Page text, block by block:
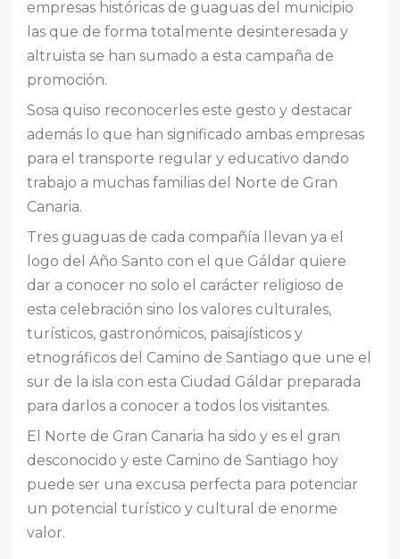
empresas históricas de guaguas del municipio
las que de forma totalmente desinteresada y
altruista se han sumado a esta campaña de
promoción.
Sosa quiso reconocerles este gesto y destacar
además lo que han significado ambas empresas
para el transporte regular y educativo dando
trabajo a muchas familias del Norte de Gran
Canaria.
Tres guaguas de cada compañía llevan ya el
logo del Año Santo con el que Gáldar quiere
dar a conocer no solo el carácter religioso de
esta celebración sino los valores culturales,
turísticos, gastronómicos, paisajísticos y
etnográficos del Camino de Santiago que une el
sur de la isla con esta Ciudad Gáldar preparada
para darlos a conocer a todos los visitantes.
El Norte de Gran Canaria ha sido y es el gran
desconocido y este Camino de Santiago hoy
puede ser una excusa perfecta para potenciar
un potencial turístico y cultural de enorme
valor.